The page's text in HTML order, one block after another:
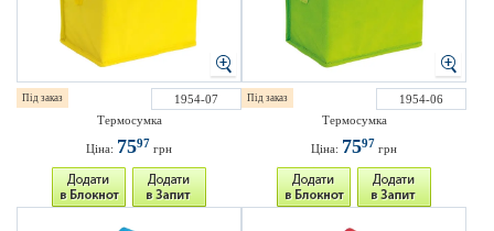
Під заказ
1954-07
Термосумка
Ціна: 7597 грн
Під заказ
1954-06
Термосумка
Ціна: 7597 грн